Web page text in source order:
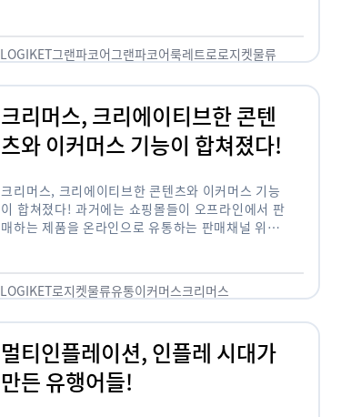
을 …
LOGIKET그랜파코어그랜파코어룩레트로로지켓물류
크리머스, 크리에이티브한 콘텐
츠와 이커머스 기능이 합쳐졌다!
크리머스, 크리에이티브한 콘텐츠와 이커머스 기능
이 합쳐졌다! 과거에는 쇼핑몰들이 오프라인에서 판
매하는 제품을 온라인으로 유통하는 판매채널 위주
는 콘텐츠 기반의 …
LOGIKET로지켓물류유통이커머스크리머스
멀티인플레이션, 인플레 시대가
만든 유행어들!